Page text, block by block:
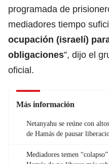
programada de
mediadores tiempo
ocupación (israelí)
obligaciones”, dijo el
oficial.
Más información
Netanyahu se reúne con
de Hamás de pausar
Mediadores temen